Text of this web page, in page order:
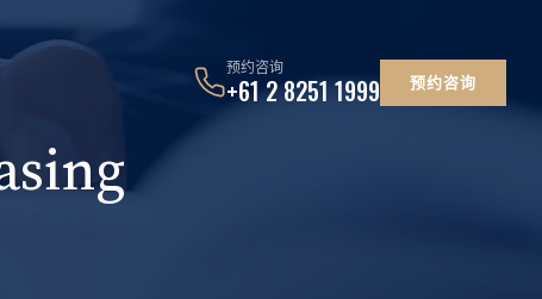
预约咨询
+61 2 8251 1999 预约咨询